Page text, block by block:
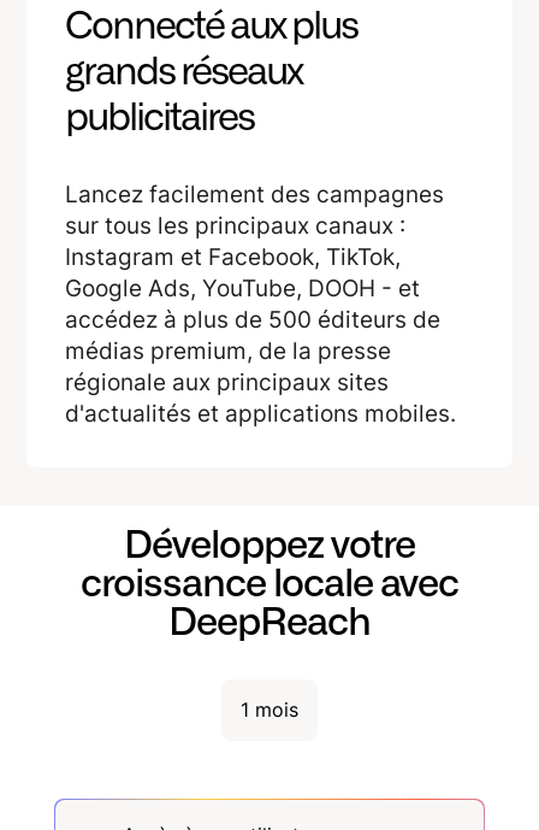
Connecté aux plus
grands réseaux
publicitaires
Lancez facilement des campagnes
sur tous les principaux canaux :
Instagram et Facebook, TikTok,
Google Ads, YouTube, DOOH - et
accédez à plus de 500 éditeurs de
médias premium, de la presse
régionale aux principaux sites
d'actualités et applications mobiles.
Développez votre
croissance locale avec
DeepReach
1 mois